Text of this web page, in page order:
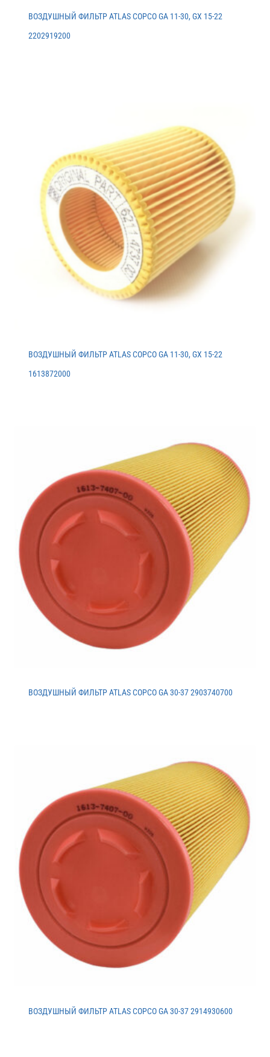
ВОЗДУШНЫЙ ФИЛЬТР ATLAS COPCO GA 11-30, GX 15-22
2202919200
ВОЗДУШНЫЙ ФИЛЬТР ATLAS COPCO GA 11-30, GX 15-22
1613872000
ВОЗДУШНЫЙ ФИЛЬТР ATLAS COPCO GA 30-37 2903740700
ВОЗДУШНЫЙ ФИЛЬТР ATLAS COPCO GA 30-37 2914930600